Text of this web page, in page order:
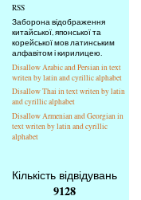
RSS
Заборона відображення
китайської, японської та
корейської мов латинським
алфавітом і кирилицею.
Disallow Arabic and Persian in text
writen by latin and cyrillic alphabet
Disallow Thai in text writen by latin
and cyrillic alphabet
Disallow Armenian and Georgian in
text writen by latin and cyrillic
alphabet
Кількість відвідувань
9128